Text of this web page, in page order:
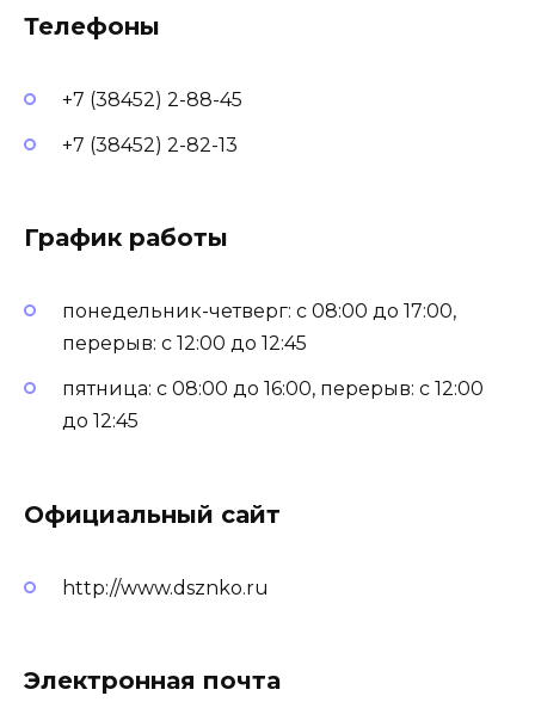
Телефоны
+7 (38452) 2-88-45
+7 (38452) 2-82-13
График работы
понедельник-четверг: с 08:00 до 17:00,
перерыв: с 12:00 до 12:45
пятница: с 08:00 до 16:00, перерыв: с 12:00
до 12:45
Официальный сайт
http://www.dsznko.ru
Электронная почта